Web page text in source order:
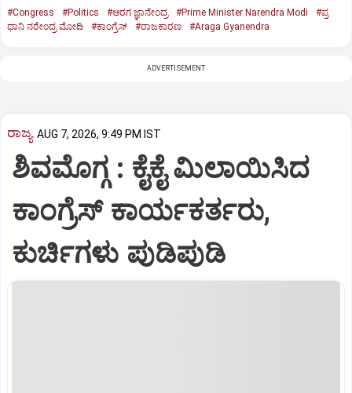
#Congress #Politics #ಆರಗ ಜ್ಞಾನೇಂದ್ರ #Prime Minister Narendra Modi
#ಪ್ರ
ಧಾನಿ ನರೇಂದ್ರ ಮೋದಿ
#ಕಾಂಗ್ರೆಸ್ #ರಾಜಕಾರಣ #Araga Gyanendra
ADVERTISEMENT
ರಾಜ್ಯ AUG 7, 2026, 9:49 PM IST
ಶಿವಮೊಗ್ಗ : ಕೈಕೈ ಮಿಲಾಯಿಸಿದ
ಕಾಂಗ್ರೆಸ್ ಕಾರ್ಯಕರ್ತರು,
ಕುರ್ಚಿಗಳು ಪುಡಿಪುಡಿ